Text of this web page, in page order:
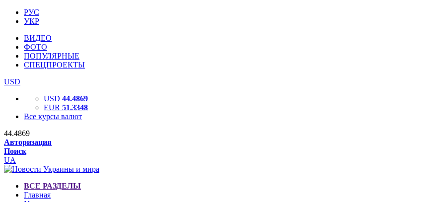
РУС
УКР
ВИДЕО
ФОТО
ПОПУЛЯРНЫЕ
СПЕЦПРОЕКТЫ
USD
USD 44.4869
EUR 51.3348
Все курсы валют
44.4869
Авторизация
Поиск
UA
ВСЕ РАЗДЕЛЫ
Главная